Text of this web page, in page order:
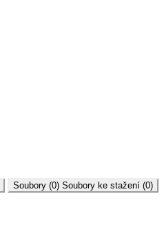
Soubory (0) Soubory ke stažení (0)